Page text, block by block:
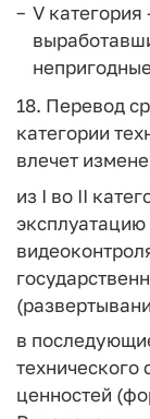
V категория
18. Перевод
категории
влечет
из I во II
в
технического
ценностей